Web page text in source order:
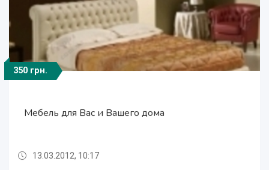
350 грн.
Мебель для Вас и Вашего дома
350 грн.
Мебель для Вас и Вашего дома
350 грн.
Мебель для Вас и Вашего дома
13.03.2012, 10:17